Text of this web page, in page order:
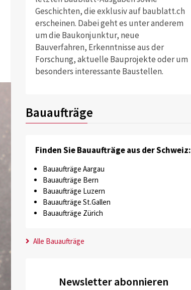
Geschichten, die exklusiv auf baublatt.ch
erscheinen. Dabei geht es unter anderem
um die Baukonjunktur, neue
Bauverfahren, Erkenntnisse aus der
Forschung, aktuelle Bauprojekte oder um
besonders interessante Baustellen.
Bauaufträge
Finden Sie Bauaufträge aus der Schweiz:
Bauaufträge Aargau
Bauaufträge Bern
Bauaufträge Luzern
Bauaufträge St.Gallen
Bauaufträge Zürich
Alle Bauaufträge
Newsletter abonnieren